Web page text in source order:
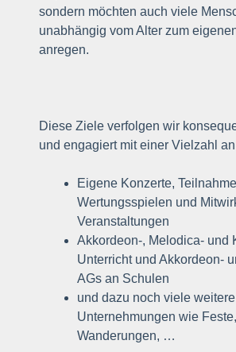
sondern möchten auch viele
unabhängig vom Alter zum
anregen.
Diese Ziele verfolgen wir
und engagiert mit einer Vielzahl
Eigene Konzerte,
Wertungsspielen und
Veranstaltungen
Akkordeon-, Melodica- und
Unterricht und Akkordeon-
AGs an Schulen
und dazu noch viele weitere
Unternehmungen wie
Wanderungen, …